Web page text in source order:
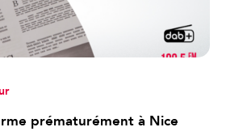
prématurément à Nice